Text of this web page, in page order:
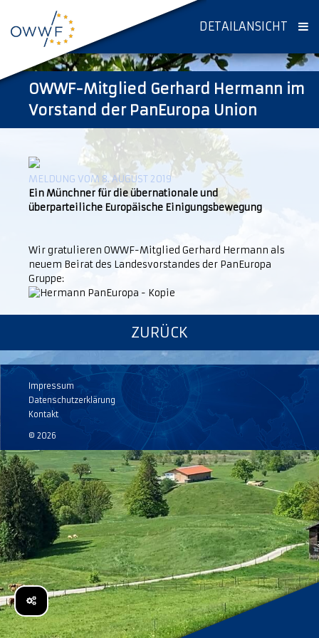
DETAILANSICHT
OWWF-Mitglied Gerhard Hermann im
Vorstand der PanEuropa Union
MELDUNG VOM 8. AUGUST 2019
Ein Münchner für die übernationale und
überparteiliche Europäische Einigungsbewegung
Wir gratulieren OWWF-Mitglied Gerhard Hermann als
neuem Beirat des Landesvorstandes der PanEuropa
Gruppe:
ZURÜCK
Impressum
Datenschutzerklärung
Kontakt
© 2026